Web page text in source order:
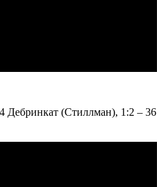
(Стиллман), 1:2 –